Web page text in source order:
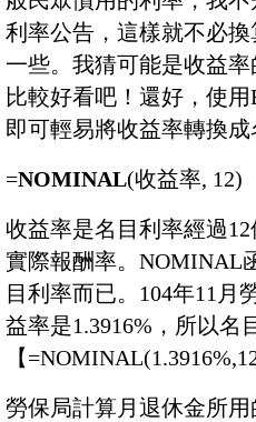
利率公告，這樣就不必
一些。我猜可能是收益
比較好看吧！還好，使
即可輕易將收益率轉換成
=NOMINAL(收益率, 12)
收益率是名目利率經過
實際報酬率。NOMINAL
目利率而已。104年11月
益率是1.3916%，所以名
【
勞保局計算月退休金所